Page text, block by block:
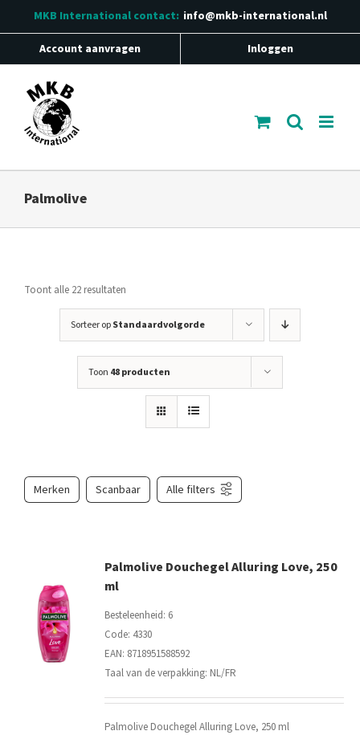
inhoud
MKB Internationalcontact: info@mkb-international.nl
Account aanvragen Inloggen
Palmolive
Toont alle 22 resultaten
Sorteer opStandaardvolgorde
Toon 48 producten
Merken Scanbaar Alle filters
Palmolive Douchegel Alluring Love, 250
ml
Besteleenheid: 6
Code: 4330
EAN: 8718951588592
Taal van de verpakking: NL/FR
Palmolive Douchegel Alluring Love, 250 ml